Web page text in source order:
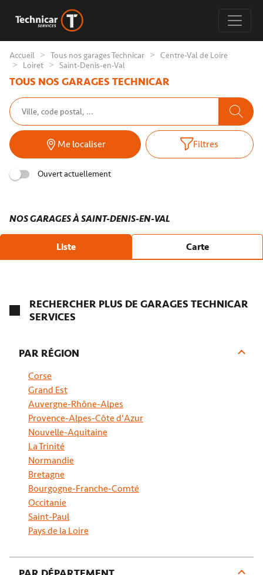
Accueil Tous nos garages Technicar
Centre-Val de Loire
Loiret
Saint-Denis-en-Val
TOUS NOS GARAGES TECHNICAR
Me localiser Filtres
Ouvert actuellement
NOS GARAGES À SAINT-DENIS-EN-VAL
Liste Carte
GARAGE DESPRES À SAINT DENIS EN VAL
669 rue De Saint Denis 45560 St Denis En Val
RECHERCHER PLUS DE GARAGES TECHNICAR
SERVICES
PAR RÉGION
Corse
Grand Est
Auvergne-Rhône-Alpes
Provence-Alpes-Côte d'Azur
Nouvelle-Aquitaine
La Trinité
Normandie
Bretagne
Bourgogne-Franche-Comté
Occitanie
Saint-Paul
Pays de la Loire